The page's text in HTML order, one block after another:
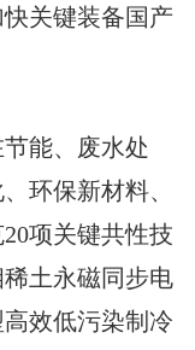
关键装备国产
能、废水处
环保新材料、
项关键共性技
土永磁同步电
效低污染制冷